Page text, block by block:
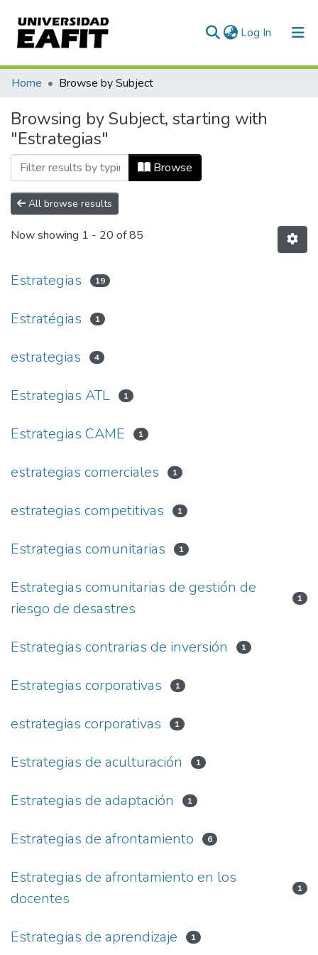
Log In (current)
Communities & Collections
All of DSpace
Home Browse by Subject
Browsing by Subject, starting with
"Estrategias"
Browse
All browse results
Now showing 1 - 20 of 85
Estrategias 19
Estratégias 1
estrategias 4
Estrategias ATL 1
Estrategias CAME 1
estrategias comerciales 1
estrategias competitivas 1
Estrategias comunitarias 1
Estrategias comunitarias de gestión de
riesgo de desastres
1
Estrategias contrarias de inversión 1
Estrategias corporativas 1
estrategias corporativas 1
Estrategias de aculturación 1
Estrategias de adaptación 1
Estrategias de afrontamiento 6
Estrategias de afrontamiento en los
docentes
1
Estrategias de aprendizaje 1